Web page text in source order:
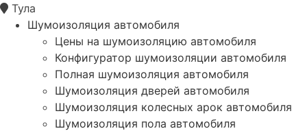
Тула
Шумоизоляция автомобиля
Цены на шумоизоляцию автомобиля
Конфигуратор шумоизоляции автомобиля
Полная шумоизоляция автомобиля
Шумоизоляция дверей автомобиля
Шумоизоляция колесных арок автомобиля
Шумоизоляция пола автомобиля